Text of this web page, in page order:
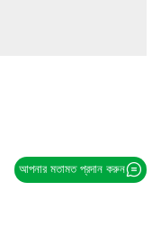
আপনার মতামত প্রদান করুন